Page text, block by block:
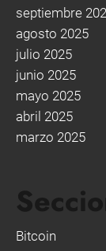
septiembre
agosto 2025
julio 2025
junio 2025
mayo 2025
abril 2025
marzo 2025
Bitcoin